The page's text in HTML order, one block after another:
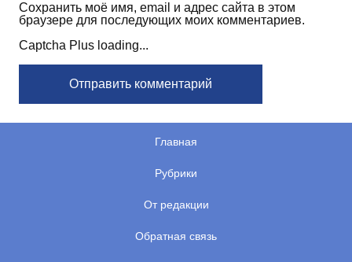
Сохранить моё имя, email и адрес сайта в этом
браузере для последующих моих комментариев.
Captcha Plus loading...
Главная
Рубрики
От редакции
Обратная связь